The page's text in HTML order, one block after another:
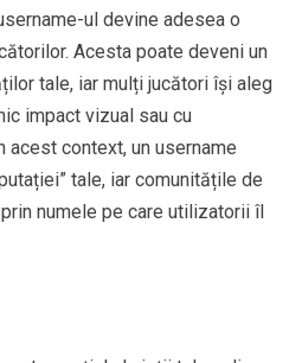
ul devine adesea o
Acesta poate deveni un
tale, iar mulți jucători își aleg
impact vizual sau cu
context, un username
tale, iar comunitățile de
numele pe care utilizatorii îl